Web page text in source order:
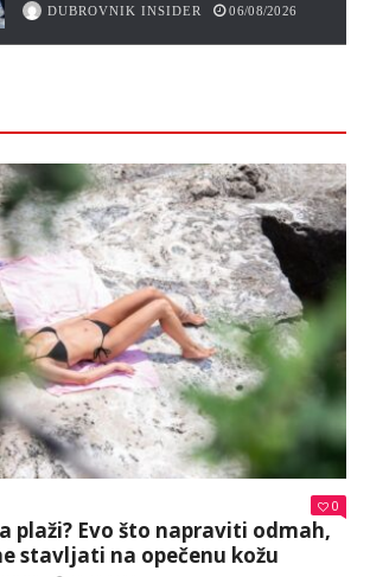
DUBROVNIK INSIDER 06/08/2026
0
plaži? Evo što napraviti odmah,
stavljati na opečenu kožu